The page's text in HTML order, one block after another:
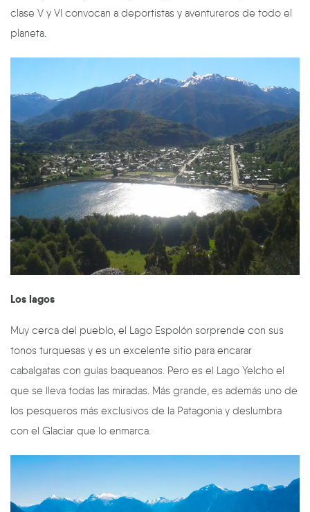
clase V y VI convocan a deportistas y aventureros de todo el
planeta.
Los lagos
Muy cerca del pueblo, el Lago Espolón sorprende con sus
tonos turquesas y es un excelente sitio para encarar
cabalgatas con guías baqueanos. Pero es el Lago Yelcho el
que se lleva todas las miradas. Más grande, es además uno de
los pesqueros más exclusivos de la Patagonia y deslumbra
con el Glaciar que lo enmarca.